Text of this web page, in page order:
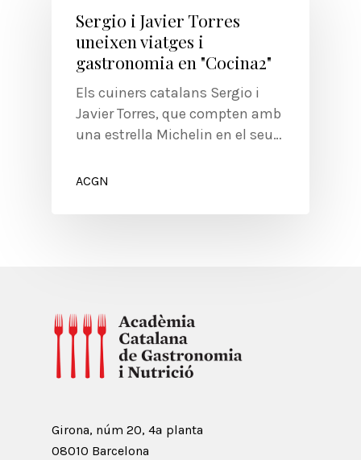
Sergio i Javier Torres
uneixen viatges i
gastronomia en "Cocina2"
Els cuiners catalans Sergio i
Javier Torres, que compten amb
una estrella Michelin en el seu…
ACGN
Girona, núm 20, 4ª planta
08010 Barcelona